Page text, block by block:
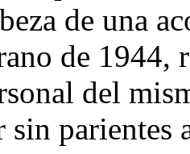
de una
de 1944,
del
sin